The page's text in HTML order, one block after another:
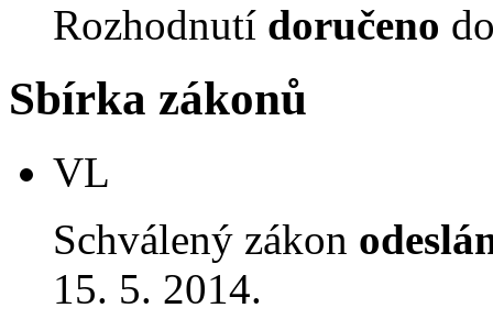
Rozhodnutí doručeno
Sbírka zákonů
VL
Schválený zákon
15. 5. 2014.